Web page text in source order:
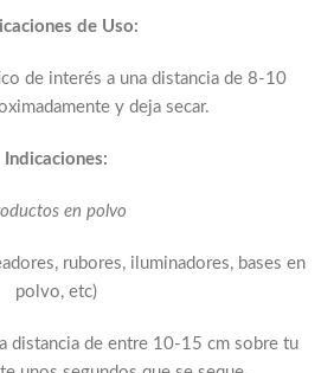
de Uso:
de interés a una distancia de 8-10
y deja secar.
Indicaciones:
en polvo
rubores, iluminadores, bases en
polvo, etc)
distancia de entre 10-15 cm sobre tu